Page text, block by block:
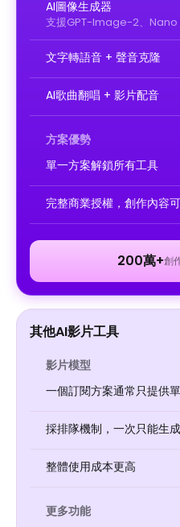
其他AI影片工具
影片模型
一個訂閱方案通常只提供
採排隊機制，一次只能生
整體使用成本更高
更多功能
AI圖像生成器
支援GPT-Image-2、
文字轉語音 + 聲音克隆
AI歌曲翻唱 + 影片配音
方案優勢
單一方案解鎖所有工具
完整商業授權，創作內容
200萬+創